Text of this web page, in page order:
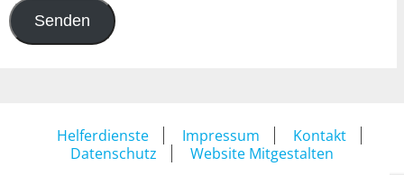
Helferdienste Impressum
Kontakt
Datenschutz
Website Mitgestalten